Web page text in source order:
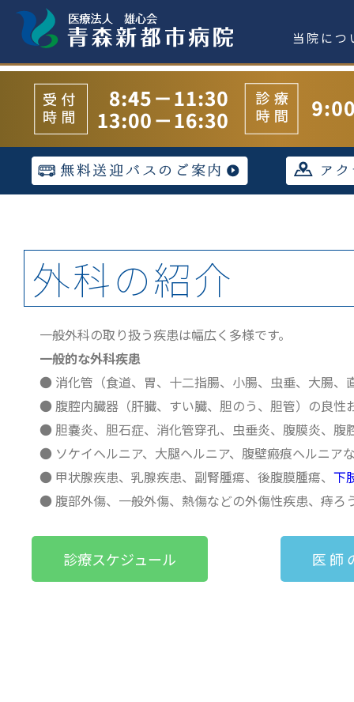
当院につ
外科の紹介
一般外科の取り扱う疾患は幅広く多様です。
一般的な外科疾患
● 消化管（食道、胃、十二指腸、小腸、虫垂、大腸、
● 腹腔内臓器（肝臓、すい臓、胆のう、胆管）の良性
● 胆嚢炎、胆石症、消化管穿孔、虫垂炎、腹膜炎、腹
● ソケイヘルニア、大腿ヘルニア、腹壁瘢痕ヘルニア
● 甲状腺疾患、乳腺疾患、副腎腫瘍、後腹膜腫瘍、 下
● 腹部外傷、一般外傷、熱傷などの外傷性疾患、痔ろ
診療スケジュール 医 師